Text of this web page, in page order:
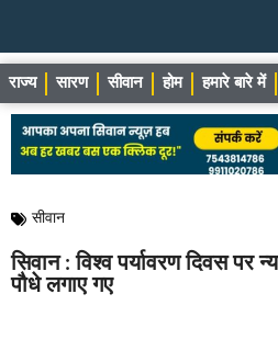
राज्य सारण सीवान होम हमारे बारे में
सीवान
सिवान : विश्व पर्यावरण दिवस पर
पौधे लगाए गए